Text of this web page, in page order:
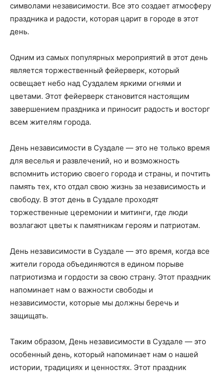
символами независимости. Все это создает атмосферу
праздника и радости, которая царит в городе в этот
день.
Одним из самых популярных мероприятий в этот день
является торжественный фейерверк, который
освещает небо над Суздалем яркими огнями и
цветами. Этот фейерверк становится настоящим
завершением праздника и приносит радость и восторг
всем жителям города.
День независимости в Суздале — это не только время
для веселья и развлечений, но и возможность
вспомнить историю своего города и страны, и почтить
память тех, кто отдал свою жизнь за независимость и
свободу. В этот день в Суздале проходят
торжественные церемонии и митинги, где люди
возлагают цветы к памятникам героям и патриотам.
День независимости в Суздале — это время, когда все
жители города объединяются в едином порыве
патриотизма и гордости за свою страну. Этот праздник
напоминает нам о важности свободы и
независимости, которые мы должны беречь и
защищать.
Таким образом, День независимости в Суздале — это
особенный день, который напоминает нам о нашей
истории, традициях и ценностях. Этот праздник